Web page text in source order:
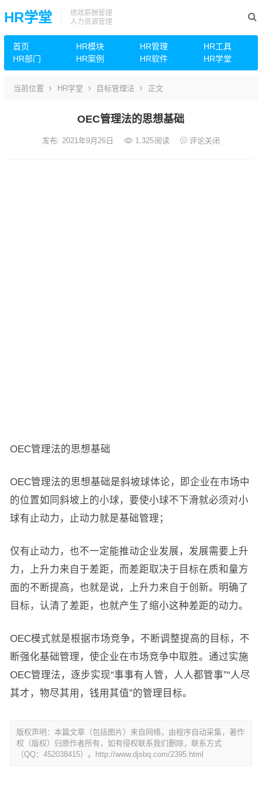
HR学堂
绩效薪酬管理
人力资源管理
首页 HR模块 HR管理
HR工具
HR部门
HR案例 HR软件 HR学堂
当前位置 HR学堂 目标管理法 正文
OEC管理法的思想基础
发布: 2021年9月26日 1,325阅读 评论关闭
OEC管理法的思想基础
OEC管理法的思想基础是斜坡球体论，即企业在市场中
的位置如同斜坡上的小球，要使小球不下滑就必须对小
球有止动力，止动力就是基础管理；
仅有止动力，也不一定能推动企业发展，发展需要上升
力，上升力来自于差距，而差距取决于目标在质和量方
面的不断提高，也就是说，上升力来自于创新。明确了
目标，认清了差距，也就产生了缩小这种差距的动力。
OEC模式就是根据市场竞争，不断调整提高的目标，不
断强化基础管理，使企业在市场竞争中取胜。通过实施
OEC管理法，逐步实现“事事有人管，人人都管事”“人尽
其才，物尽其用，钱用其值”的管理目标。
版权声明：本篇文章（包括图片）来自网络，由程序自动采集，著作
权（版权）归原作者所有，如有侵权联系我们删除，联系方式
（QQ：452038415）。http://www.djsbq.com/2395.html